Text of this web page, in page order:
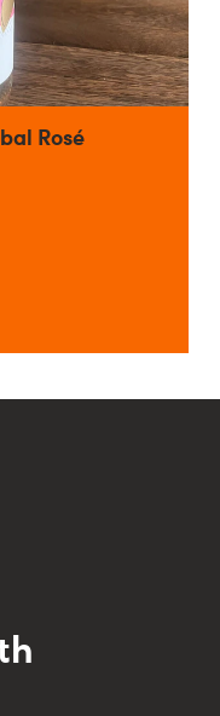
Rosé